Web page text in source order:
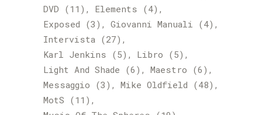
DVD (11) Elements (4)
Exposed (3) Giovanni Manuali
(4)
Intervista (27)
Karl Jenkins (5) Libro (5)
Light And Shade (6) Maestro (6)
Messaggio (3) Mike Oldfield (48)
MotS (11)